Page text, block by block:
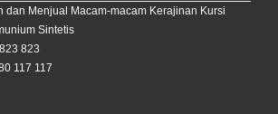
dan Menjual Macam-macam Kerajinan Kursi
Sintetis
823
117 117